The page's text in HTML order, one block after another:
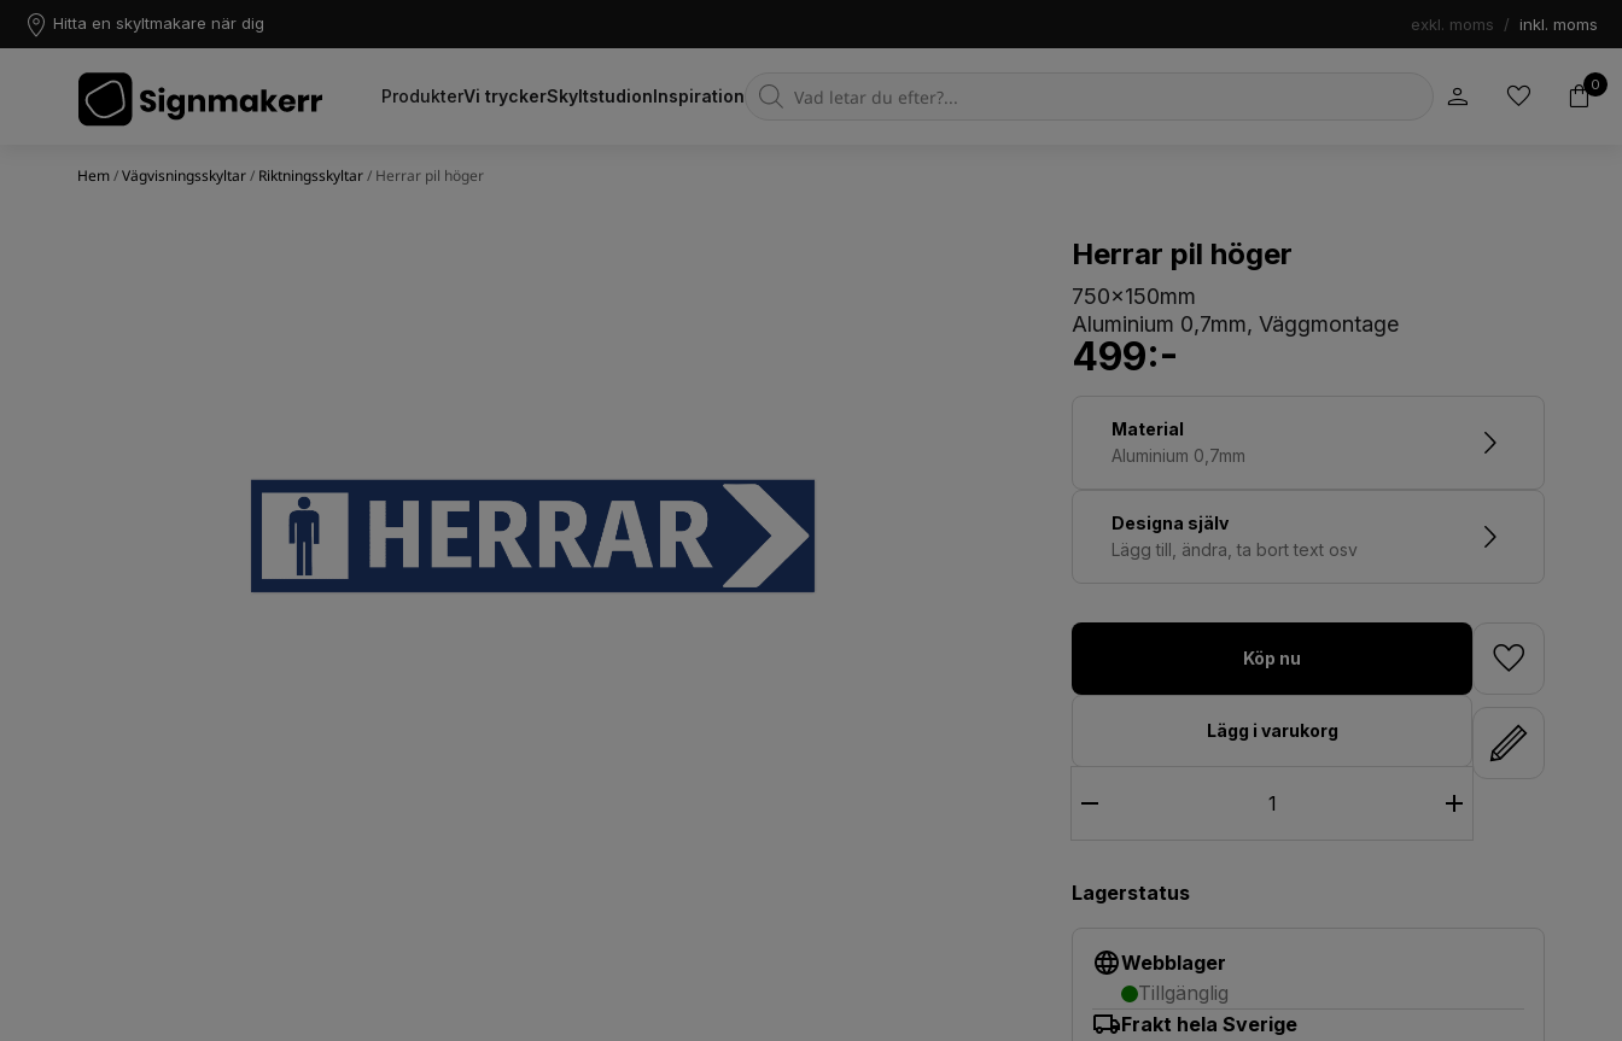
Hitta en skyltmakare när dig exkl. moms / inkl. moms
ProdukterVi tryckerSkyltstudionInspiration Products
search
0
Hem/Vägvisningsskyltar/ Riktningsskyltar/ Herrar pil höger
Herrar pil höger
750x150mm
Aluminium 0,7mm, Väggmontage
499:-
Material
Aluminium 0,7mm
Designa själv
Lägg till, ändra, ta bort text osv
Köp nu
Lägg i varukorg
Lagerstatus
Webblager
Tillgänglig
Frakt hela Sverige